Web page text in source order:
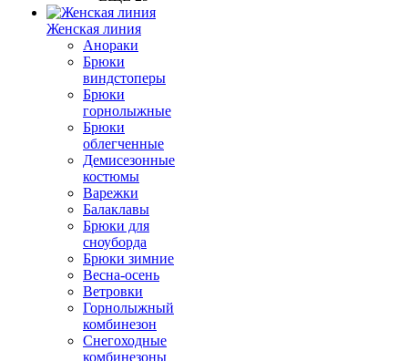
Женская линия
Анораки
Брюки
виндстоперы
Брюки
горнолыжные
Брюки
облегченные
Демисезонные
костюмы
Варежки
Балаклавы
Брюки для
сноуборда
Брюки зимние
Весна-осень
Ветровки
Горнолыжный
комбинезон
Снегоходные
комбинезоны